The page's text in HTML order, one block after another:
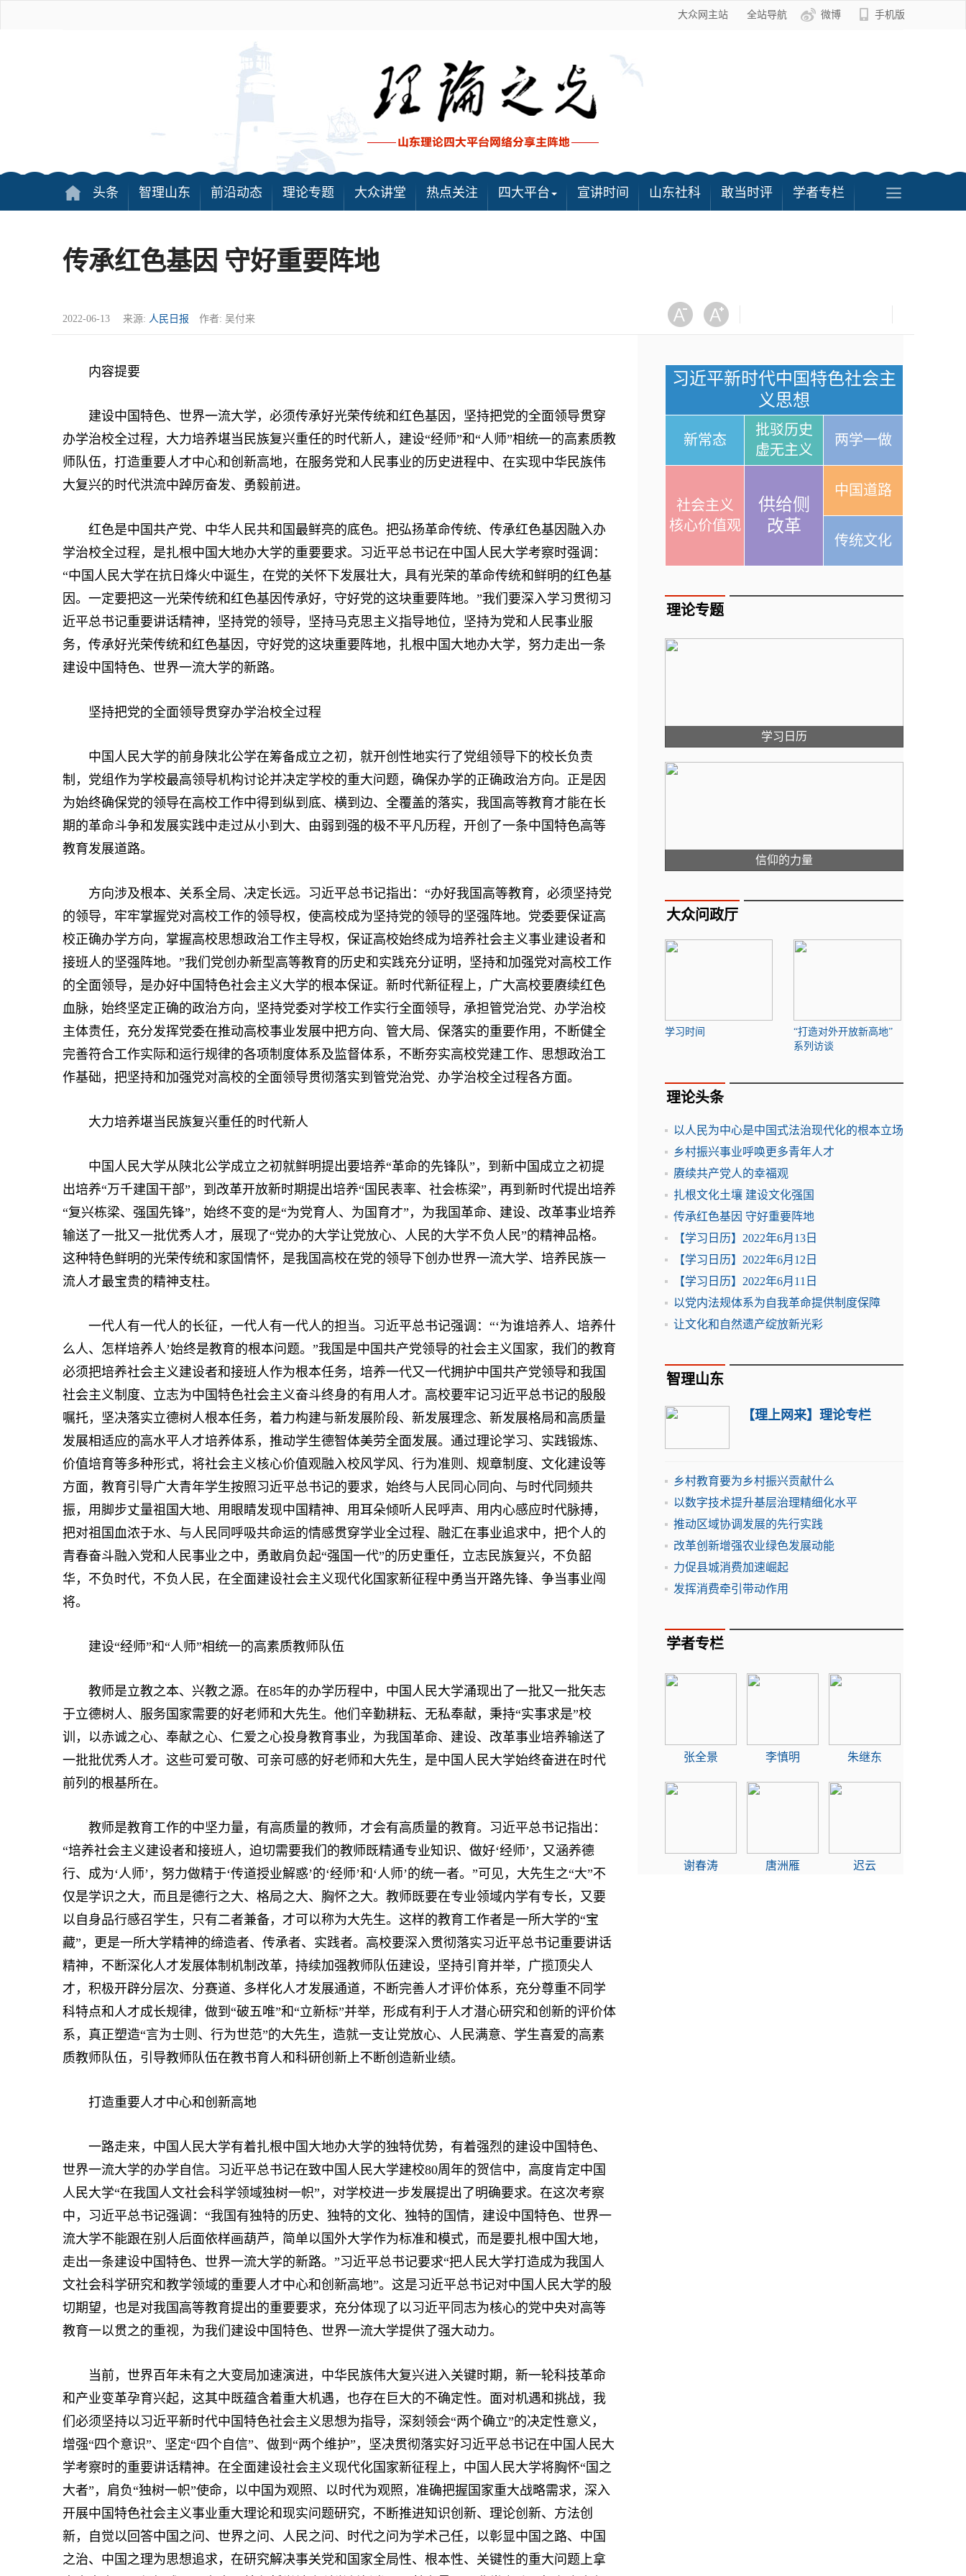
大众网主站 全站导航 微博 手机版
头条 智理山东 前沿动态 理论专题 大众讲堂 热点关注 四大平台 宣讲时间 山东社科 敢当时评 学者专栏
传承红色基因 守好重要阵地
2022-06-13 来源: 人民日报 作者: 吴付来
内容提要
建设中国特色、世界一流大学，必须传承好光荣传统和红色基因，坚持把党的全面领导贯穿
办学治校全过程，大力培养堪当民族复兴重任的时代新人，建设“经师”和“人师”相统一的高素质教
师队伍，打造重要人才中心和创新高地，在服务党和人民事业的历史进程中、在实现中华民族伟
大复兴的时代洪流中踔厉奋发、勇毅前进。
红色是中国共产党、中华人民共和国最鲜亮的底色。把弘扬革命传统、传承红色基因融入办
学治校全过程，是扎根中国大地办大学的重要要求。习近平总书记在中国人民大学考察时强调：
“中国人民大学在抗日烽火中诞生，在党的关怀下发展壮大，具有光荣的革命传统和鲜明的红色基
因。一定要把这一光荣传统和红色基因传承好，守好党的这块重要阵地。”我们要深入学习贯彻习
近平总书记重要讲话精神，坚持党的领导，坚持马克思主义指导地位，坚持为党和人民事业服
务，传承好光荣传统和红色基因，守好党的这块重要阵地，扎根中国大地办大学，努力走出一条
建设中国特色、世界一流大学的新路。
坚持把党的全面领导贯穿办学治校全过程
中国人民大学的前身陕北公学在筹备成立之初，就开创性地实行了党组领导下的校长负责
制，党组作为学校最高领导机构讨论并决定学校的重大问题，确保办学的正确政治方向。正是因
为始终确保党的领导在高校工作中得到纵到底、横到边、全覆盖的落实，我国高等教育才能在长
期的革命斗争和发展实践中走过从小到大、由弱到强的极不平凡历程，开创了一条中国特色高等
教育发展道路。
方向涉及根本、关系全局、决定长远。习近平总书记指出：“办好我国高等教育，必须坚持党
的领导，牢牢掌握党对高校工作的领导权，使高校成为坚持党的领导的坚强阵地。党委要保证高
校正确办学方向，掌握高校思想政治工作主导权，保证高校始终成为培养社会主义事业建设者和
接班人的坚强阵地。”我们党创办新型高等教育的历史和实践充分证明，坚持和加强党对高校工作
的全面领导，是办好中国特色社会主义大学的根本保证。新时代新征程上，广大高校要赓续红色
血脉，始终坚定正确的政治方向，坚持党委对学校工作实行全面领导，承担管党治党、办学治校
主体责任，充分发挥党委在推动高校事业发展中把方向、管大局、保落实的重要作用，不断健全
完善符合工作实际和运行规律的各项制度体系及监督体系，不断夯实高校党建工作、思想政治工
作基础，把坚持和加强党对高校的全面领导贯彻落实到管党治党、办学治校全过程各方面。
大力培养堪当民族复兴重任的时代新人
中国人民大学从陕北公学成立之初就鲜明提出要培养“革命的先锋队”，到新中国成立之初提
出培养“万千建国干部”，到改革开放新时期提出培养“国民表率、社会栋梁”，再到新时代提出培养
“复兴栋梁、强国先锋”，始终不变的是“为党育人、为国育才”，为我国革命、建设、改革事业培养
输送了一批又一批优秀人才，展现了“党办的大学让党放心、人民的大学不负人民”的精神品格。
这种特色鲜明的光荣传统和家国情怀，是我国高校在党的领导下创办世界一流大学、培养民族一
流人才最宝贵的精神支柱。
一代人有一代人的长征，一代人有一代人的担当。习近平总书记强调：“‘为谁培养人、培养什
么人、怎样培养人’始终是教育的根本问题。”我国是中国共产党领导的社会主义国家，我们的教育
必须把培养社会主义建设者和接班人作为根本任务，培养一代又一代拥护中国共产党领导和我国
社会主义制度、立志为中国特色社会主义奋斗终身的有用人才。高校要牢记习近平总书记的殷殷
嘱托，坚决落实立德树人根本任务，着力构建与新发展阶段、新发展理念、新发展格局和高质量
发展相适应的高水平人才培养体系，推动学生德智体美劳全面发展。通过理论学习、实践锻炼、
价值培育等多种形式，将社会主义核心价值观融入校风学风、行为准则、规章制度、文化建设等
方面，教育引导广大青年学生按照习近平总书记的要求，始终与人民同心同向、与时代同频共
振，用脚步丈量祖国大地、用眼睛发现中国精神、用耳朵倾听人民呼声、用内心感应时代脉搏，
把对祖国血浓于水、与人民同呼吸共命运的情感贯穿学业全过程、融汇在事业追求中，把个人的
青春奋斗融入党和人民事业之中，勇敢肩负起“强国一代”的历史重任，立志民族复兴，不负韶
华，不负时代，不负人民，在全面建设社会主义现代化国家新征程中勇当开路先锋、争当事业闯
将。
建设“经师”和“人师”相统一的高素质教师队伍
教师是立教之本、兴教之源。在85年的办学历程中，中国人民大学涌现出了一批又一批矢志
于立德树人、服务国家需要的好老师和大先生。他们辛勤耕耘、无私奉献，秉持“实事求是”校
训，以赤诚之心、奉献之心、仁爱之心投身教育事业，为我国革命、建设、改革事业培养输送了
一批批优秀人才。这些可爱可敬、可亲可感的好老师和大先生，是中国人民大学始终奋进在时代
前列的根基所在。
教师是教育工作的中坚力量，有高质量的教师，才会有高质量的教育。习近平总书记指出：
“培养社会主义建设者和接班人，迫切需要我们的教师既精通专业知识、做好‘经师’，又涵养德
行、成为‘人师’，努力做精于‘传道授业解惑’的‘经师’和‘人师’的统一者。”可见，大先生之“大”不
仅是学识之大，而且是德行之大、格局之大、胸怀之大。教师既要在专业领域内学有专长，又要
以自身品行感召学生，只有二者兼备，才可以称为大先生。这样的教育工作者是一所大学的“宝
藏”，更是一所大学精神的缔造者、传承者、实践者。高校要深入贯彻落实习近平总书记重要讲话
精神，不断深化人才发展体制机制改革，持续加强教师队伍建设，坚持引育并举，广揽顶尖人
才，积极开辟分层次、分赛道、多样化人才发展通道，不断完善人才评价体系，充分尊重不同学
科特点和人才成长规律，做到“破五唯”和“立新标”并举，形成有利于人才潜心研究和创新的评价体
系，真正塑造“言为士则、行为世范”的大先生，造就一支让党放心、人民满意、学生喜爱的高素
质教师队伍，引导教师队伍在教书育人和科研创新上不断创造新业绩。
打造重要人才中心和创新高地
一路走来，中国人民大学有着扎根中国大地办大学的独特优势，有着强烈的建设中国特色、
世界一流大学的办学自信。习近平总书记在致中国人民大学建校80周年的贺信中，高度肯定中国
人民大学“在我国人文社会科学领域独树一帜”，对学校进一步发展提出了明确要求。在这次考察
中，习近平总书记强调：“我国有独特的历史、独特的文化、独特的国情，建设中国特色、世界一
流大学不能跟在别人后面依样画葫芦，简单以国外大学作为标准和模式，而是要扎根中国大地，
走出一条建设中国特色、世界一流大学的新路。”习近平总书记要求“把人民大学打造成为我国人
文社会科学研究和教学领域的重要人才中心和创新高地”。这是习近平总书记对中国人民大学的殷
切期望，也是对我国高等教育提出的重要要求，充分体现了以习近平同志为核心的党中央对高等
教育一以贯之的重视，为我们建设中国特色、世界一流大学提供了强大动力。
当前，世界百年未有之大变局加速演进，中华民族伟大复兴进入关键时期，新一轮科技革命
和产业变革孕育兴起，这其中既蕴含着重大机遇，也存在巨大的不确定性。面对机遇和挑战，我
们必须坚持以习近平新时代中国特色社会主义思想为指导，深刻领会“两个确立”的决定性意义，
增强“四个意识”、坚定“四个自信”、做到“两个维护”，坚决贯彻落实好习近平总书记在中国人民大
学考察时的重要讲话精神。在全面建设社会主义现代化国家新征程上，中国人民大学将胸怀“国之
大者”，肩负“独树一帜”使命，以中国为观照、以时代为观照，准确把握国家重大战略需求，深入
开展中国特色社会主义事业重大理论和现实问题研究，不断推进知识创新、理论创新、方法创
新，自觉以回答中国之问、世界之问、人民之问、时代之问为学术己任，以彰显中国之路、中国
之治、中国之理为思想追求，在研究解决事关党和国家全局性、根本性、关键性的重大问题上拿
习近平新时代中国特色社会主
义思想
新常态
批驳历史
虚无主义
两学一做
社会主义
核心价值观
供给侧
改革
中国道路
传统文化
理论专题
学习日历
信仰的力量
大众问政厅
学习时间
“打造对外开放新高地”
系列访谈
理论头条
以人民为中心是中国式法治现代化的根本立场
乡村振兴事业呼唤更多青年人才
赓续共产党人的幸福观
扎根文化土壤 建设文化强国
传承红色基因 守好重要阵地
【学习日历】2022年6月13日
【学习日历】2022年6月12日
【学习日历】2022年6月11日
以党内法规体系为自我革命提供制度保障
让文化和自然遗产绽放新光彩
智理山东
【理上网来】理论专栏
乡村教育要为乡村振兴贡献什么
以数字技术提升基层治理精细化水平
推动区域协调发展的先行实践
改革创新增强农业绿色发展动能
力促县城消费加速崛起
发挥消费牵引带动作用
学者专栏
张全景 李慎明 朱继东
谢春涛 唐洲雁 迟云